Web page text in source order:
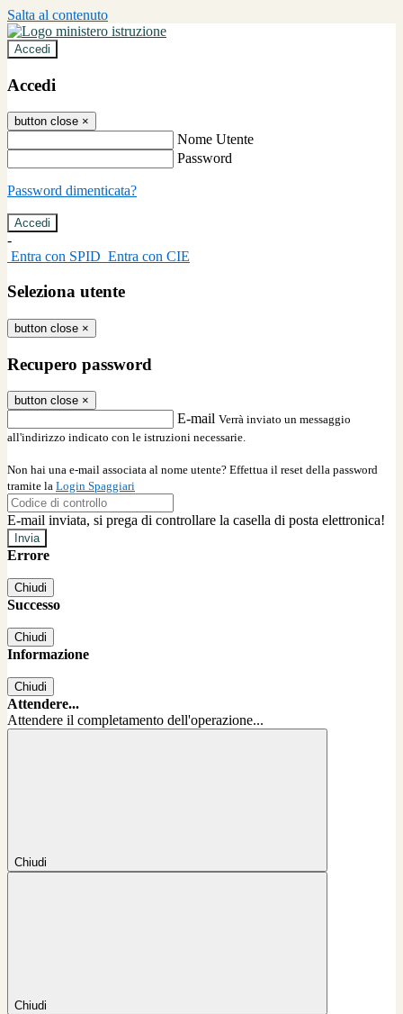
Salta al contenuto
Accedi
Accedi
button close ×
Nome Utente
Password
Password dimenticata?
-
Entra con SPID Entra con CIE
Seleziona utente
button close ×
Recupero password
button close ×
E-mail Verrà inviato un messaggio
all'indirizzo indicato con le istruzioni necessarie.
Non hai una e-mail associata al nome utente? Effettua il reset della password
tramite la Login Spaggiari
E-mail inviata, si prega di controllare la casella di posta elettronica!
Errore
Chiudi
Successo
Chiudi
Informazione
Chiudi
Attendere...
Attendere il completamento dell'operazione...
Chiudi
Chiudi